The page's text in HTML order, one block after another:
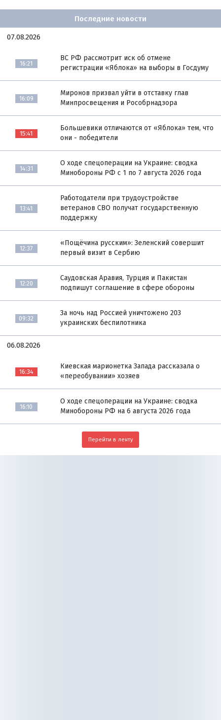
Последние новости
07.08.2026
16:21
ВС РФ рассмотрит иск об отмене
регистрации «Яблока» на выборы в Госдуму
16:09
Миронов призвал уйти в отставку глав
Минпросвещения и Рособрнадзора
15:41
Большевики отличаются от «Яблока» тем, что
они - победители
14:31
О ходе спецоперации на Украине: сводка
Минобороны РФ с 1 по 7 августа 2026 года
13:41
Работодатели при трудоустройстве
ветеранов СВО получат государственную
поддержку
12:37
«Пощёчина русским»: Зеленский совершит
первый визит в Сербию
12:20
Саудовская Аравия, Турция и Пакистан
подпишут соглашение в сфере обороны
09:32
За ночь над Россией уничтожено 203
украинских беспилотника
06.08.2026
16:34
Киевская марионетка Запада рассказала о
«переобувании» хозяев
16:10
О ходе спецоперации на Украине: сводка
Минобороны РФ на 6 августа 2026 года
Перейти в ленту